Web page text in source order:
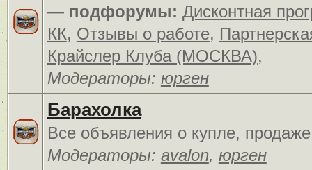
— подфорумы: Дисконтная
КК, Отзывы о работе,
Крайслер Клуба (МОСКВА),
Модераторы: юрген
Барахолка
Все объявления о купле,
Модераторы: avalon, юрген